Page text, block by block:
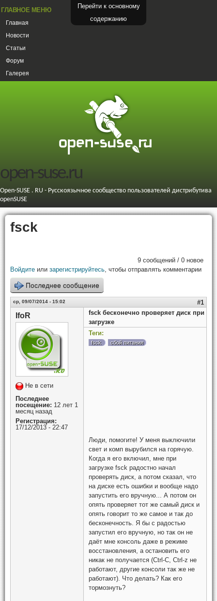
Перейти к основному
содержанию
ГЛАВНОЕ МЕНЮ
Главная
Новости
Статьи
Форум
Галерея
open-suse.ru
Open-SUSE . RU - Русскоязычное сообщество пользователей дистрибутива
openSUSE
fsck
9 сообщений / 0 новое
Войдите или зарегистрируйтесь, чтобы отправлять комментарии
Последнее сообщение
ср, 09/07/2014 - 15:02 #1
IfoR
Не в сети
Последнее
посещение: 12 лет 1
месяц назад
Регистрация:
17/12/2013 - 22:47
fsck бесконечно проверяет диск при
загрузке
Теги:
fsck сбой питания
Люди, помогите! У меня выключили
свет и комп вырубился на горячую.
Когда я его включил, мне при
загрузке fsck радостно начал
проверять диск, а потом сказал, что
на диске есть ошибки и вообще надо
запустить его вручную... А потом он
опять проверяет тот же самый диск и
опять говорит то же самое и так до
бесконечность. Я бы с радостью
запустил его вручную, но так он не
даёт мне консоль даже в режиме
восстановления, а остановить его
никак не получается (Ctrl-C, Ctrl-z не
работают, другие консоли так же не
работают). Что делать? Как его
тормознуть?